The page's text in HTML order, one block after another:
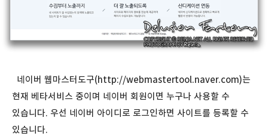
네이버 웹마스터도구(http://webmastertool.naver.com)는
현재 베타서비스 중이며 네이버 회원이면 누구나 사용할 수
있습니다. 우선 네이버 아이디로 로그인하면 사이트를 등록할 수
있습니다.